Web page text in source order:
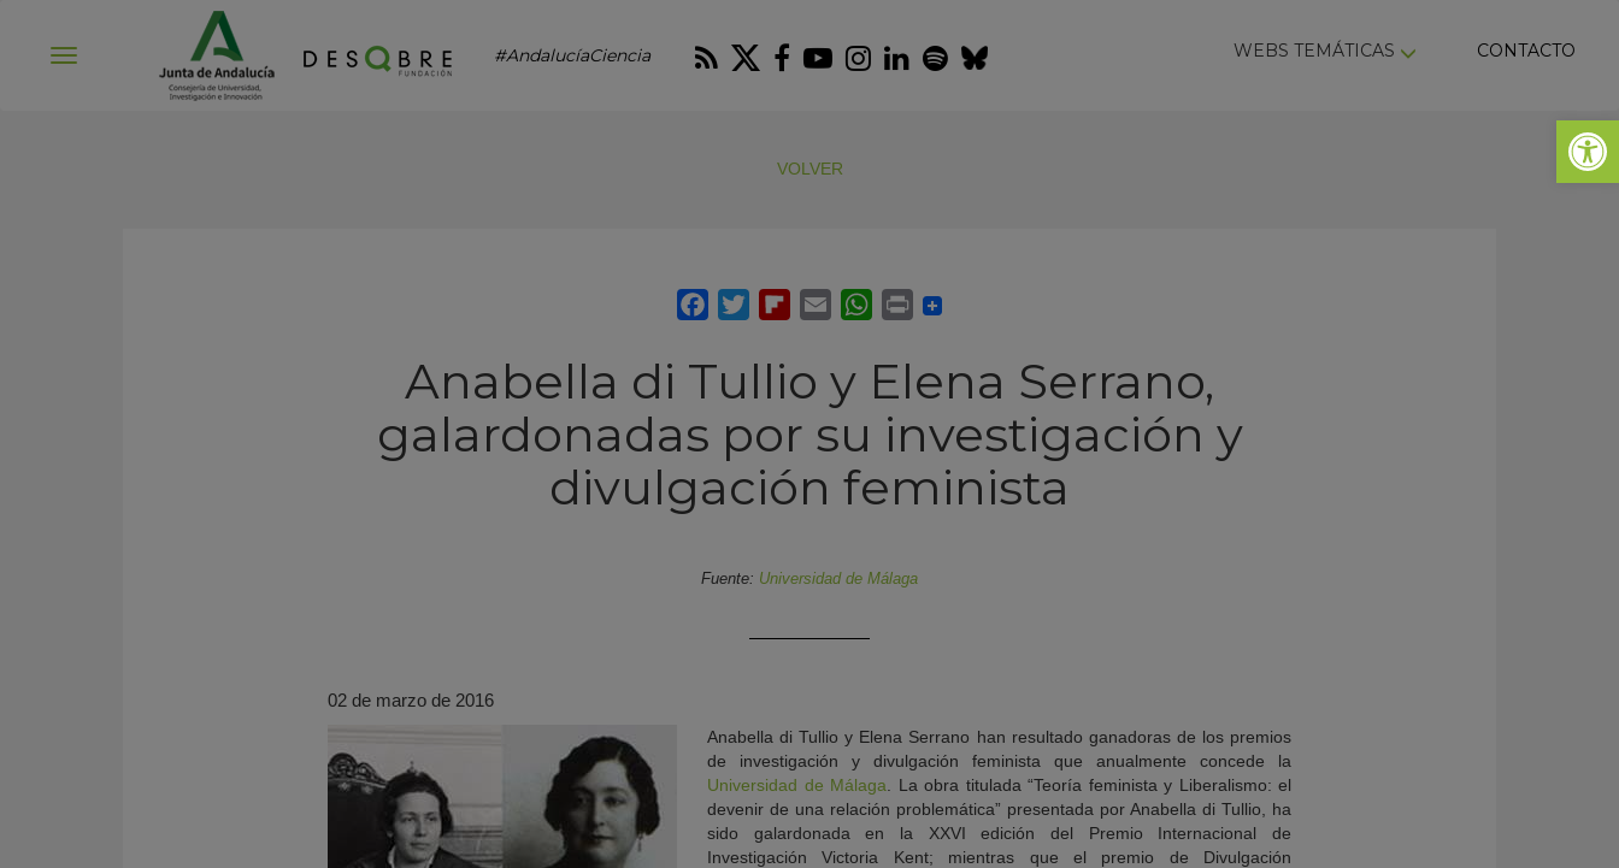
Abrir
#AndalucíaCiencia RSS Twitter
Facebook
Youtube
Instagram
LinkedIn
Spotify
Bluesky WEBS TEMÁTICAS CONTACTO
VOLVER
Anabella di Tullio y Elena Serrano,
galardonadas por su investigación y
divulgación feminista
Fuente: Universidad de Málaga
02 de marzo de 2016
Anabella di Tullio y Elena Serrano han resultado ganadoras de los premios
de investigación y divulgación feminista que anualmente concede la
Universidad de Málaga . La obra titulada “Teoría feminista y Liberalismo: el
devenir de una relación problemática” presentada por Anabella di Tullio, ha
sido galardonada en la XXVI edición del Premio Internacional de
Investigación Victoria Kent; mientras que el premio de Divulgación